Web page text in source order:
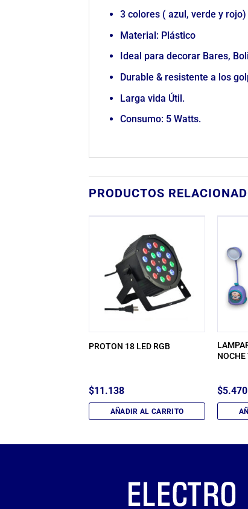
3 colores ( azul, verde y
Material: Plástico
Ideal para decorar Bares,
Durable & resistente a los
Larga vida Útil.
Consumo: 5 Watts.
PRODUCTOS
PROTON 18 LED RGB
$11.138
AÑADIR AL CARRITO
$5.470